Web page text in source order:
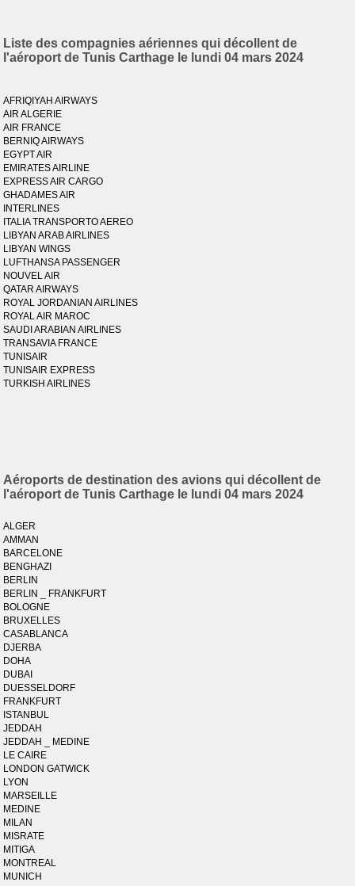
Liste des compagnies aériennes qui décollent de
l'aéroport de Tunis Carthage le lundi 04 mars 2024
AFRIQIYAH AIRWAYS
AIR ALGERIE
AIR FRANCE
BERNIQ AIRWAYS
EGYPT AIR
EMIRATES AIRLINE
EXPRESS AIR CARGO
GHADAMES AIR
INTERLINES
ITALIA TRANSPORTO AEREO
LIBYAN ARAB AIRLINES
LIBYAN WINGS
LUFTHANSA PASSENGER
NOUVEL AIR
QATAR AIRWAYS
ROYAL JORDANIAN AIRLINES
ROYAL AIR MAROC
SAUDI ARABIAN AIRLINES
TRANSAVIA FRANCE
TUNISAIR
TUNISAIR EXPRESS
TURKISH AIRLINES
Aéroports de destination des avions qui décollent de
l'aéroport de Tunis Carthage le lundi 04 mars 2024
ALGER
AMMAN
BARCELONE
BENGHAZI
BERLIN
BERLIN _ FRANKFURT
BOLOGNE
BRUXELLES
CASABLANCA
DJERBA
DOHA
DUBAI
DUESSELDORF
FRANKFURT
ISTANBUL
JEDDAH
JEDDAH _ MEDINE
LE CAIRE
LONDON GATWICK
LYON
MARSEILLE
MEDINE
MILAN
MISRATE
MITIGA
MONTREAL
MUNICH